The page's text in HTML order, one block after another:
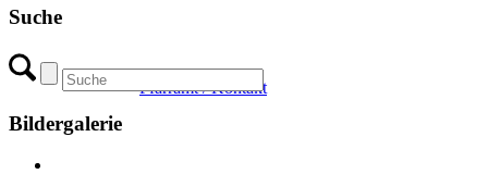
Pfarramt / Kontakt
Suche
Bildergalerie